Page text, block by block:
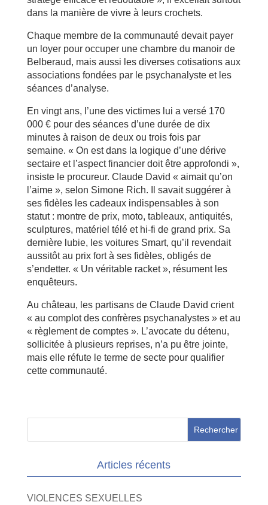
dans la manière de vivre à leurs crochets.
Chaque membre de la communauté devait payer
un loyer pour occuper une chambre du manoir de
Belberaud, mais aussi les diverses cotisations aux
associations fondées par le psychanalyste et les
séances d’analyse.
En vingt ans, l’une des victimes lui a versé 170
000 € pour des séances d’une durée de dix
minutes à raison de deux ou trois fois par
semaine. « On est dans la logique d’une dérive
sectaire et l’aspect financier doit être approfondi »,
insiste le procureur. Claude David « aimait qu’on
l’aime », selon Simone Rich. Il savait suggérer à
ses fidèles les cadeaux indispensables à son
statut : montre de prix, moto, tableaux, antiquités,
sculptures, matériel télé et hi-fi de grand prix. Sa
dernière lubie, les voitures Smart, qu’il revendait
aussitôt au prix fort à ses fidèles, obligés de
s’endetter. « Un véritable racket », résument les
enquêteurs.
Au château, les partisans de Claude David crient
« au complot des confrères psychanalystes » et au
« règlement de comptes ». L’avocate du détenu,
sollicitée à plusieurs reprises, n’a pu être jointe,
mais elle réfute le terme de secte pour qualifier
cette communauté.
Articles récents
VIOLENCES SEXUELLES